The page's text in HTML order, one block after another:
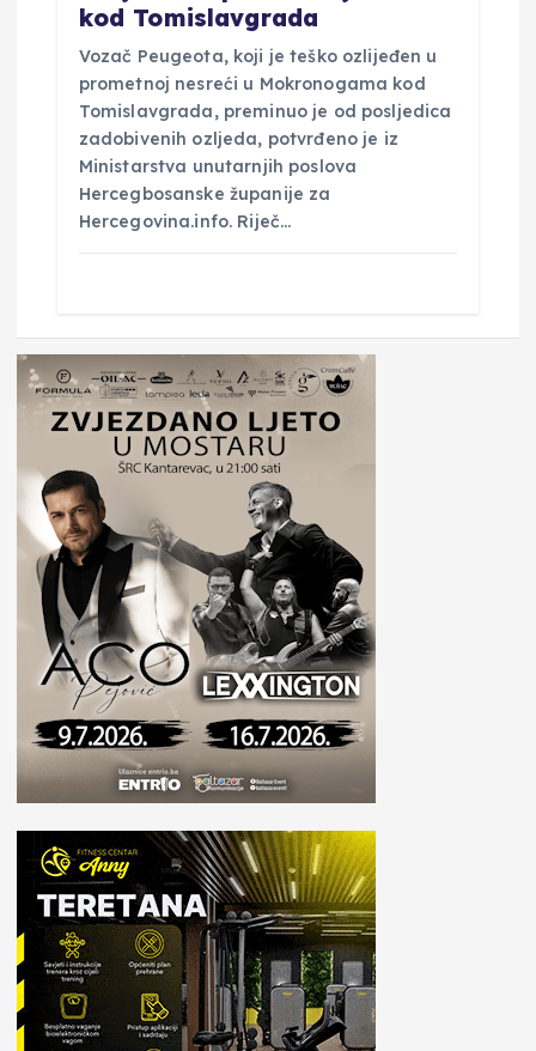
kod Tomislavgrada
Vozač Peugeota, koji je teško ozlijeđen u
prometnoj nesreći u Mokronogama kod
Tomislavgrada, preminuo je od posljedica
zadobivenih ozljeda, potvrđeno je iz
Ministarstva unutarnjih poslova
Hercegbosanske županije za
Hercegovina.info. Riječ…